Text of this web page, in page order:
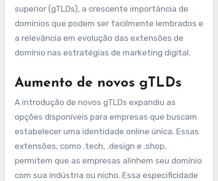
superior (gTLDs), a crescente importância de
domínios que podem ser facilmente lembrados e
a relevância em evolução das extensões de
domínio nas estratégias de marketing digital.
Aumento de novos gTLDs
A introdução de novos gTLDs expandiu as
opções disponíveis para empresas que buscam
estabelecer uma identidade online única. Essas
extensões, como .tech, .design e .shop,
permitem que as empresas alinhem seu domínio
com sua indústria ou nicho. Essa especificidade